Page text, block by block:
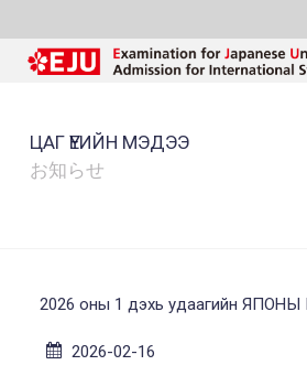
ЦАГ ҮЕИЙН МЭДЭЭ
お知らせ
2026 оны 1 дэхь удаагийн
2026-02-16